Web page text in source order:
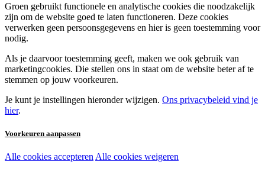
Groen gebruikt functionele en analytische cookies die noodzakelijk
zijn om de website goed te laten functioneren. Deze cookies
verwerken geen persoonsgegevens en hier is geen toestemming voor
nodig.
Als je daarvoor toestemming geeft, maken we ook gebruik van
marketingcookies. Die stellen ons in staat om de website beter af te
stemmen op jouw voorkeuren.
Je kunt je instellingen hieronder wijzigen. Ons privacybeleid vind je
hier.
Voorkeuren aanpassen
Noodzakelijke cookies:
Alle cookies accepteren Alle cookies weigeren